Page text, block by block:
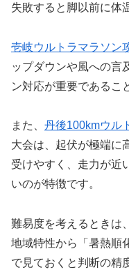
失敗すると脚以前に体
壱岐ウルトラマラソン
ップダウンや風への言
ン対応が重要であるこ
また、 丹後100kmウル
大会は、起伏が極端に
受けやすく、走力が近
いのが特徴です。
難易度を考えるときは
地域特性から「暑熱順
で見ておくと判断の精